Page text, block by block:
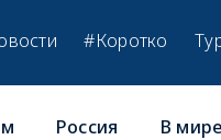
#Коротко
Россия В мире